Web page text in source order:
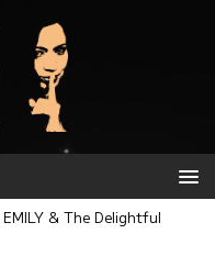
EMILY & The Delightful